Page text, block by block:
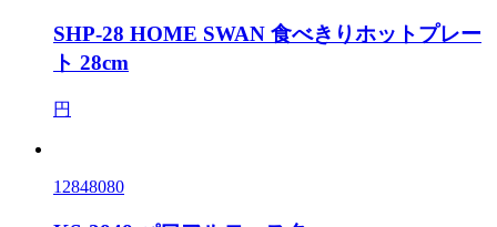
SHP-28 HOME SWAN 食べきりホットプレー
ト 28cm
円
12848080